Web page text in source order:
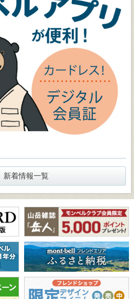
新着情報一覧